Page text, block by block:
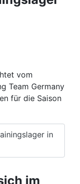
vom
Team Germany
für die Saison
in
im